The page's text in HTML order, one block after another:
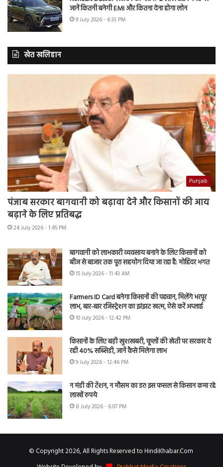
जानें कितनी बनेगी EMI और कितना देना होगा लोन
9 July 2026 - 6:33 PM
खेत खलिहान
Punjab
पंजाब सरकार बागवानी को बढ़ावा देने और किसानों की आय
बढ़ाने के लिए प्रतिबद्ध
24 July 2026 - 1:45 PM
बागवानी को लाभकारी व्यवसाय बनाने के लिए किसानों को
बीज से बाजार तक पूरा सहयोग दिया जा रहा है: मोहिंदर भगत
15 July 2026 - 11:43 AM
Farmers ID Card बनेगा किसानों की पहचान, मिलेंगे भरपूर
लाभ, बार-बार रजिस्ट्रेशन का झंझट खत्म, ऐसे करें अप्लाई
10 July 2026 - 12:42 PM
किसानों के लिए बड़ी खुशखबरी, फूलों की खेती पर सरकार दे
रही 40% सब्सिडी, जानें कैसे मिलेगा लाभ
9 July 2026 - 12:46 PM
न मंडी की टेंशन, न मौसम का डर! इस फसल से किसान कमा रहे
लाखों रुपये
8 July 2026 - 6:07 PM
© Copyright 2026, All Rights Reserved to HindiKhabar.Com